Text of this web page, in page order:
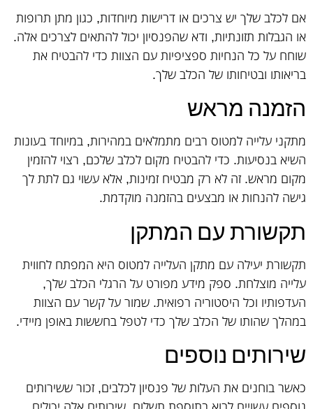
אם לכלב שלך יש צרכים או דרישות מיוחדות, כגון מתן תרופות
או הגבלות תזונתיות, ודא שהפנסיון יכול להתאים לצרכים אלה.
שוחח על כל הנחיות ספציפיות עם הצוות כדי להבטיח את
בריאותו ובטיחותו של הכלב שלך.
הזמנה מראש
מתקני עלייה למטוס רבים מתמלאים במהירות, במיוחד בעונות
השיא בנסיעות. כדי להבטיח מקום לכלב שלכם, רצוי להזמין
מקום מראש. זה לא רק מבטיח זמינות, אלא עשוי גם לתת לך
גישה להנחות או מבצעים בהזמנה מוקדמת.
תקשורת עם המתקן
תקשורת יעילה עם מתקן העלייה למטוס היא המפתח לחווית
עלייה מוצלחת. ספק מידע מפורט על הרגלי הכלב שלך,
העדפותיו וכל היסטוריה רפואית. שמור על קשר עם הצוות
במהלך שהותו של הכלב שלך כדי לטפל בחששות באופן מיידי.
שירותים נוספים
כאשר בוחנים את העלות של פנסיון לכלבים, זכור ששירותים